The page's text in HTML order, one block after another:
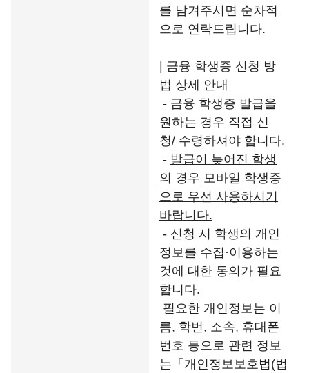
를 남겨주시면 순차적
으로 연락드립니다.
| 금융 학생증 신청 방
법 상세 안내
- 금융 학생증 발급을
원하는 경우 직접 신
청/ 수령하셔야 합니다.
- 발급이 늦어진 학생
의 경우 모바일 학생증
으로 우선 사용하시기
바랍니다.
- 신청 시 학생의 개인
정보를 수집·이용하는
것에 대한 동의가 필요
합니다.
필요한 개인정보는 이
름, 학번, 소속, 휴대폰
번호 등으로 관련 정보
는「개인정보보호법(법